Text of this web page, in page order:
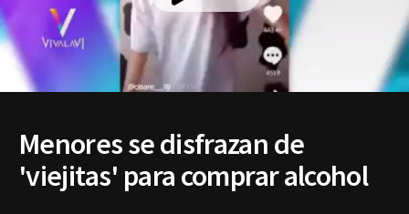
Menores se disfrazan de
'viejitas' para comprar alcohol